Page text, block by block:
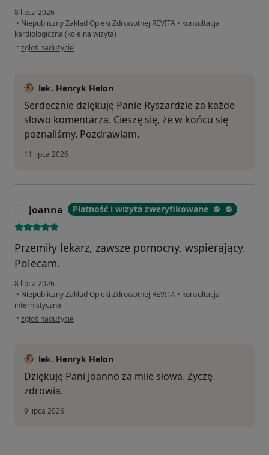
8 lipca 2026
• Niepubliczny Zakład Opieki Zdrowotnej REVITA • konsultacja
kardiologiczna (kolejna wizyta)
• w opinii użytkownika Ryszard
zgłoś nadużycie
lek. Henryk Helon
Serdecznie dziękuję Panie Ryszardzie za każde
słowo komentarza. Cieszę się, że w końcu się
poznaliśmy. Pozdrawiam.
11 lipca 2026
Joanna Płatność i wizyta zweryfikowane
Przemiły lekarz, zawsze pomocny, wspierający.
Polecam.
8 lipca 2026
• Niepubliczny Zakład Opieki Zdrowotnej REVITA • konsultacja
internistyczna
• w opinii użytkownika Joanna
zgłoś nadużycie
lek. Henryk Helon
Dziękuję Pani Joanno za miłe słowa. Życzę
zdrowia.
9 lipca 2026